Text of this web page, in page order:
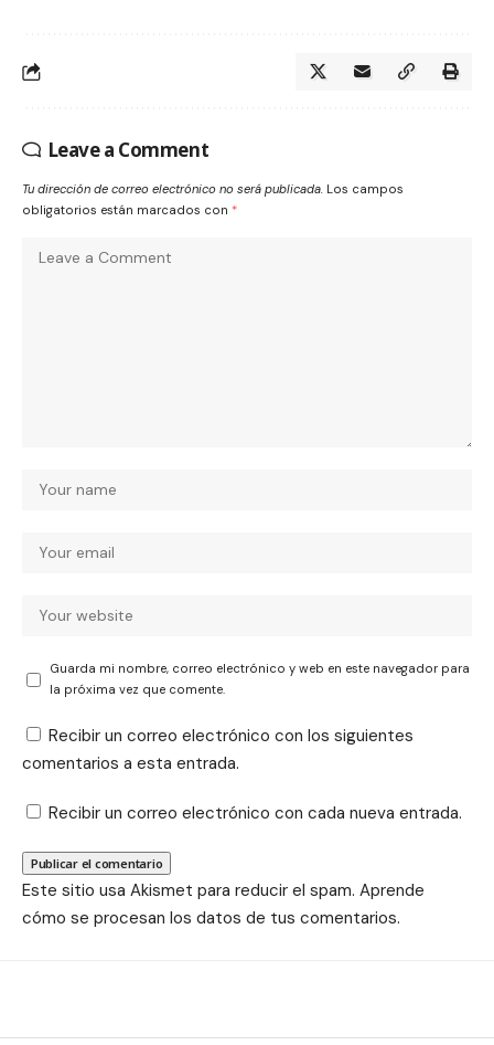
Leave a Comment
Tu dirección de correo electrónico no será publicada. Los campos
obligatorios están marcados con *
Guarda mi nombre, correo electrónico y web en este navegador para
la próxima vez que comente.
Recibir un correo electrónico con los siguientes
comentarios a esta entrada.
Recibir un correo electrónico con cada nueva entrada.
Este sitio usa Akismet para reducir el spam. Aprende
cómo se procesan los datos de tus comentarios.